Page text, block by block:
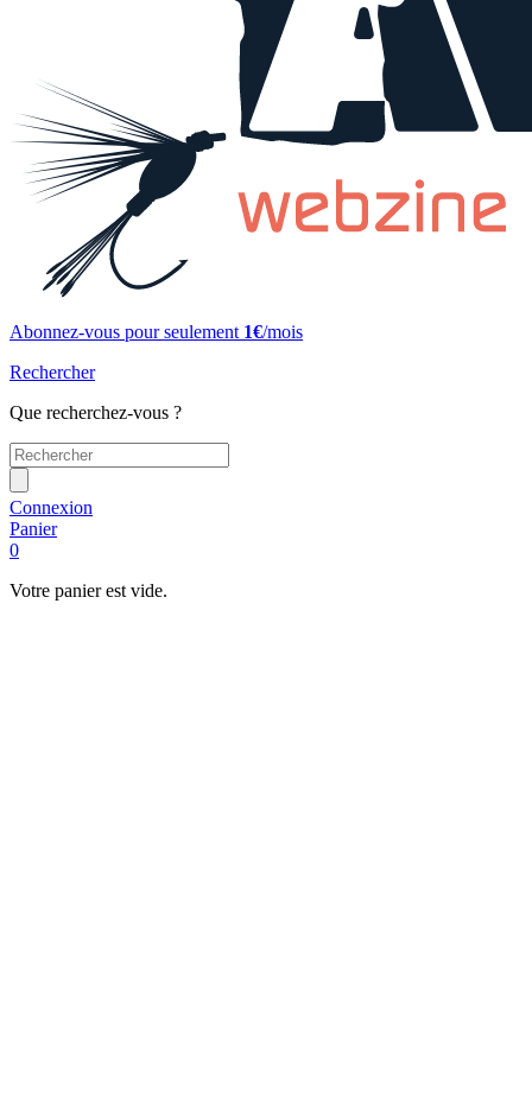
Abonnez-vous pour seulement 1€/mois
Rechercher
Que recherchez-vous ?
Connexion
Panier
0
Votre panier est vide.